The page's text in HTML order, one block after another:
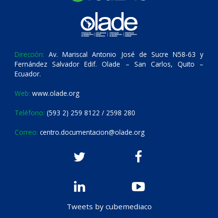
Dirección: Av. Mariscal Antonio José de Sucre N58-63 y
Fernández Salvador Edif. Olade – San Carlos, Quito –
Ecuador.
Web: www.olade.org
Teléfono: (593 2) 259 8122 / 2598 280
Correo: centro.documentacion@olade.org
Tweets by cubemediaco